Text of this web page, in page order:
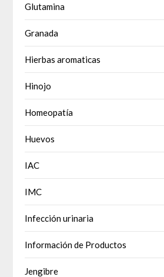
Glutamina
Granada
Hierbas aromaticas
Hinojo
Homeopatía
Huevos
IAC
IMC
Infección urinaria
Información de Productos
Jengibre